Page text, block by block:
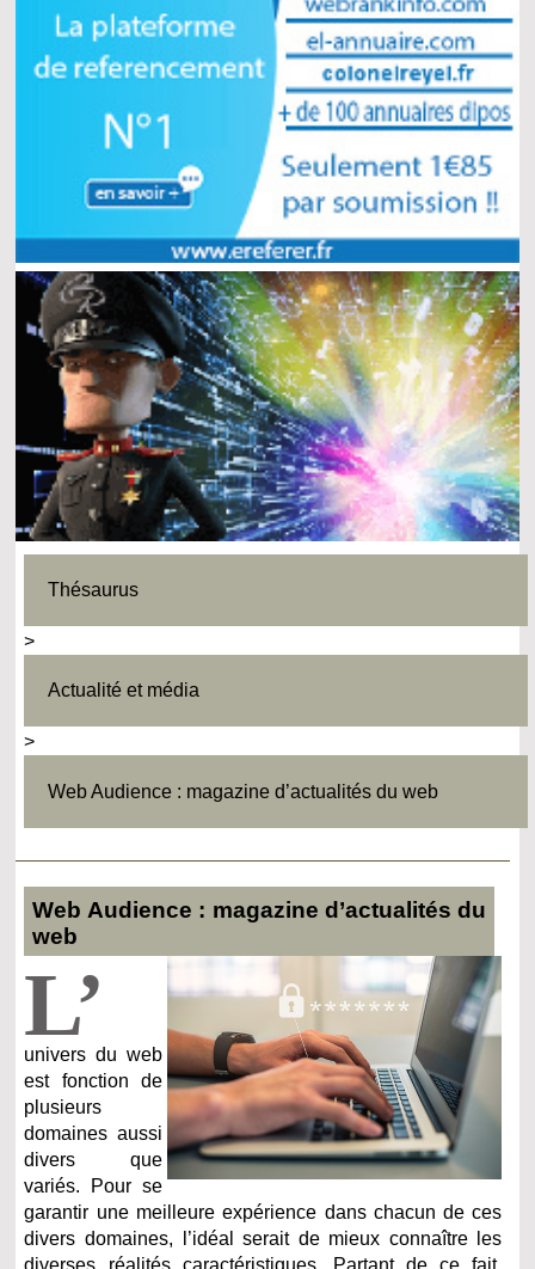
Thésaurus
>
Actualité et média
>
Web Audience : magazine d’actualités du web
Web Audience : magazine d’actualités du
web
L’
univers du web
est fonction de
plusieurs
domaines aussi
divers que
variés. Pour se
garantir une meilleure expérience dans chacun de ces
divers domaines, l’idéal serait de mieux connaître les
diverses réalités caractéristiques. Partant de ce fait,